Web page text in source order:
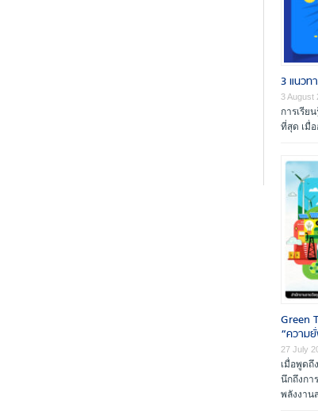
3 แนวท
3 August
การเรีย
ที่สุด เมื่
Green
“ความ
27 July
เมื่อพูดถึ
นึกถึงกา
พลังงาน